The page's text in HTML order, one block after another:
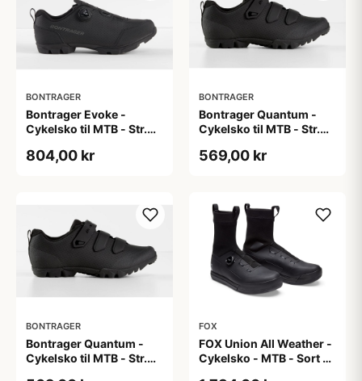
BONTRAGER
Bontrager Evoke -
Cykelsko til MTB - Str.
804,00 kr
BONTRAGER
Bontrager Quantum -
Cykelsko til MTB - Str.
569,00 kr
BONTRAGER
Bontrager Quantum -
Cykelsko til MTB - Str.
FOX
FOX Union All Weather -
Cykelsko - MTB - Sort -